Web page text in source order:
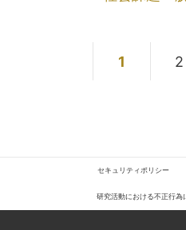
1 2
セキュリティポリシー
研究活動における不正行為